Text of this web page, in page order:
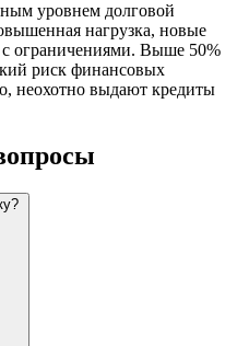
уровнем долговой
нагрузка, новые
ограничениями. Выше 50%
риск финансовых
неохотно выдают кредиты